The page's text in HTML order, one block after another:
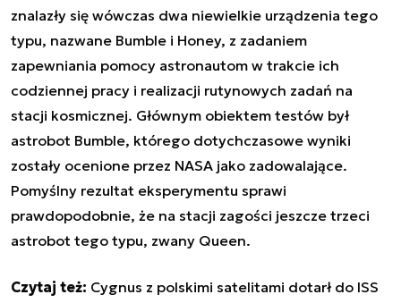
znalazły się wówczas dwa niewielkie urządzenia tego
typu, nazwane Bumble i Honey, z zadaniem
zapewniania pomocy astronautom w trakcie ich
codziennej pracy i realizacji rutynowych zadań na
stacji kosmicznej. Głównym obiektem testów był
astrobot Bumble, którego dotychczasowe wyniki
zostały ocenione przez NASA jako zadowalające.
Pomyślny rezultat eksperymentu sprawi
prawdopodobnie, że na stacji zagości jeszcze trzeci
astrobot tego typu, zwany Queen.
Czytaj też: Cygnus z polskimi satelitami dotarł do ISS